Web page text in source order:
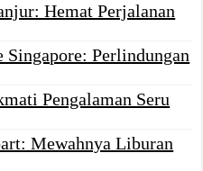
Hemat Perjalanan
Perlindungan
Pengalaman Seru
Mewahnya Liburan